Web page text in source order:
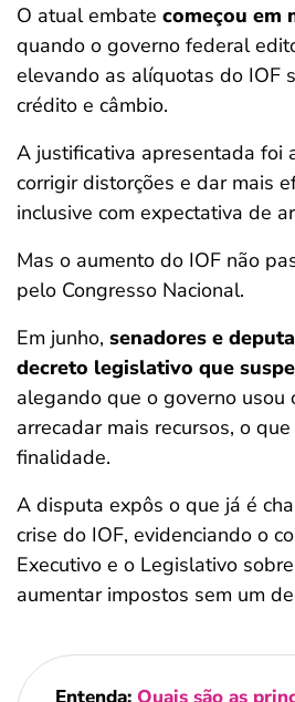
O atual embate começou em
quando o governo federal
elevando as alíquotas do IOF
crédito e câmbio.
A justificativa apresentada foi
corrigir distorções e dar mais
inclusive com expectativa de
Mas o aumento do IOF não
pelo Congresso Nacional.
Em junho, senadores e
decreto legislativo que
alegando que o governo usou
arrecadar mais recursos, o
finalidade.
A disputa expôs o que já é
crise do IOF, evidenciando o
Executivo e o Legislativo
aumentar impostos sem um